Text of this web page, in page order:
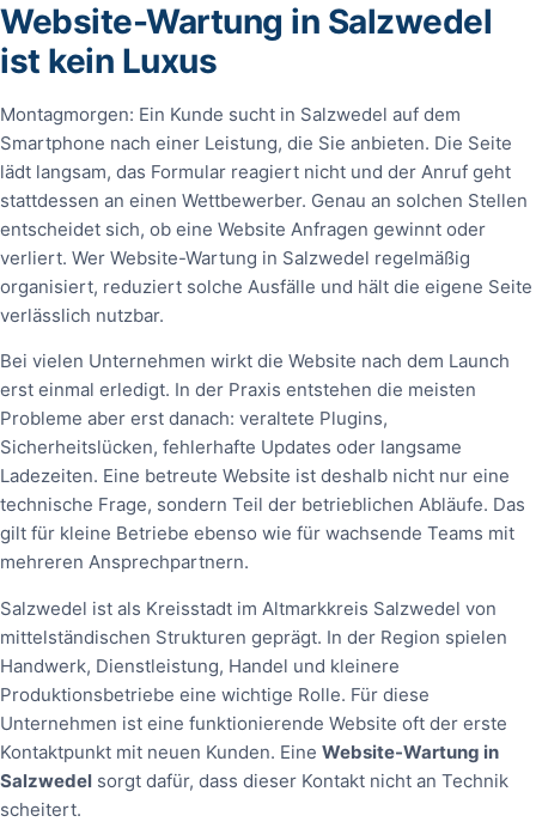
Website-Wartung in Salzwedel
ist kein Luxus
Montagmorgen: Ein Kunde sucht in Salzwedel auf dem
Smartphone nach einer Leistung, die Sie anbieten. Die Seite
lädt langsam, das Formular reagiert nicht und der Anruf geht
stattdessen an einen Wettbewerber. Genau an solchen Stellen
entscheidet sich, ob eine Website Anfragen gewinnt oder
verliert. Wer Website-Wartung in Salzwedel regelmäßig
organisiert, reduziert solche Ausfälle und hält die eigene Seite
verlässlich nutzbar.
Bei vielen Unternehmen wirkt die Website nach dem Launch
erst einmal erledigt. In der Praxis entstehen die meisten
Probleme aber erst danach: veraltete Plugins,
Sicherheitslücken, fehlerhafte Updates oder langsame
Ladezeiten. Eine betreute Website ist deshalb nicht nur eine
technische Frage, sondern Teil der betrieblichen Abläufe. Das
gilt für kleine Betriebe ebenso wie für wachsende Teams mit
mehreren Ansprechpartnern.
Salzwedel ist als Kreisstadt im Altmarkkreis Salzwedel von
mittelständischen Strukturen geprägt. In der Region spielen
Handwerk, Dienstleistung, Handel und kleinere
Produktionsbetriebe eine wichtige Rolle. Für diese
Unternehmen ist eine funktionierende Website oft der erste
Kontaktpunkt mit neuen Kunden. Eine Website-Wartung in
Salzwedel sorgt dafür, dass dieser Kontakt nicht an Technik
scheitert.